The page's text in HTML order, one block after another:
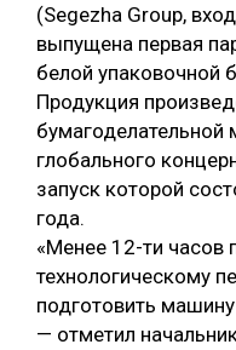
ЛОГИСТИКА
ПРОИЗВОДСТВО
ЦБП
КОМПЛЕКСНАЯ
ДЕРЕВЯННОЕ
СОРТИРОВКА ДРЕВЕСИНЫ
(Segezha Group,
выпущена первая
белой упаковочной
Продукция
глобального
запуск которой
года.
«Менее 12-ти часов
технологическому
подготовить
— отметил